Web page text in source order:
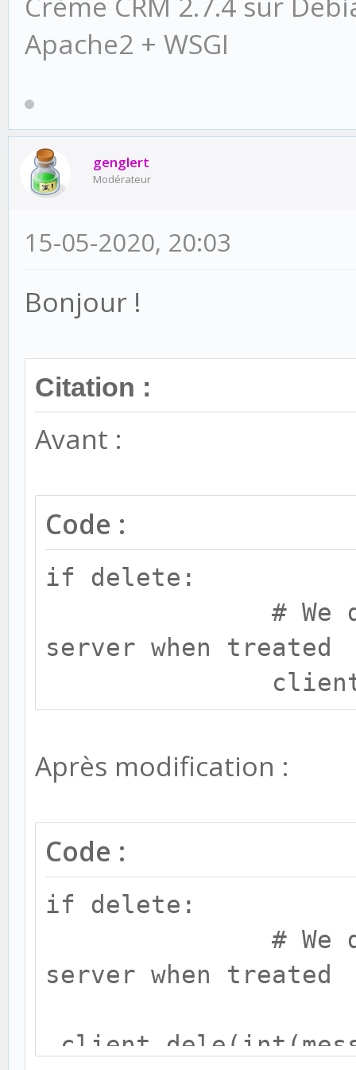
RuntimeWarning)
Apache2 + WSGI
genglert
Modérateur
15-05-2020, 20:03
Bonjour !
Citation :
Avant :
Code :
if delete:
# We delete
server when treated
Après modification :
Code :
if delete:
# We delete
server when treated